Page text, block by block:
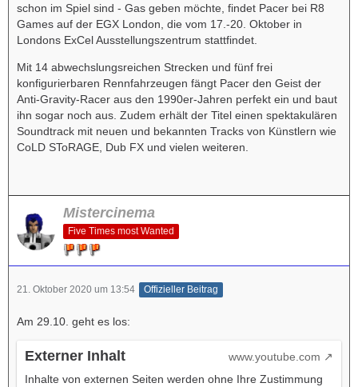
schon im Spiel sind - Gas geben möchte, findet Pacer bei R8
Games auf der EGX London, die vom 17.-20. Oktober in
Londons ExCel Ausstellungszentrum stattfindet.
Mit 14 abwechslungsreichen Strecken und fünf frei
konfigurierbaren Rennfahrzeugen fängt Pacer den Geist der
Anti-Gravity-Racer aus den 1990er-Jahren perfekt ein und baut
ihn sogar noch aus. Zudem erhält der Titel einen spektakulären
Soundtrack mit neuen und bekannten Tracks von Künstlern wie
CoLD SToRAGE, Dub FX und vielen weiteren.
Mistercinema
Five Times most Wanted
21. Oktober 2020 um 13:54 Offizieller Beitrag
Am 29.10. geht es los:
Externer Inhalt
www.youtube.com
Inhalte von externen Seiten werden ohne Ihre Zustimmung